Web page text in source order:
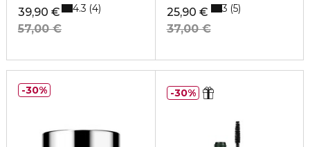
39,90 €
57,00 €
4.3 4
25,90 €
37,00 €
3 5
30% 30%